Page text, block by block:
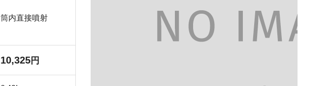
筒内直接噴射
10,325 円